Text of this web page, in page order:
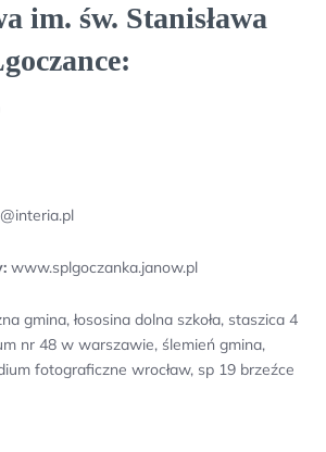
im. św. Stanisława
www.splgoczanka.janow.pl
gmina, łososina dolna szkoła, staszica 4
nr 48 w warszawie, ślemień gmina,
fotograficzne wrocław, sp 19 brzeźce